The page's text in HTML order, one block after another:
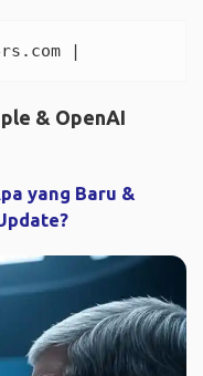
& OpenAI
yang Baru &